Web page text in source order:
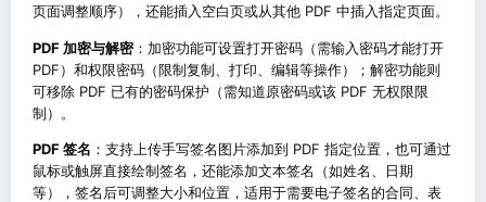
页面调整顺序），还能插入空白页或从其他 PDF 中插入指定页面。
PDF 加密与解密：加密功能可设置打开密码（需输入密码才能打开
PDF）和权限密码（限制复制、打印、编辑等操作）；解密功能则
可移除 PDF 已有的密码保护（需知道原密码或该 PDF 无权限限
制）。
PDF 签名 ：支持上传手写签名图片添加到 PDF 指定位置，也可通过
鼠标或触屏直接绘制签名，还能添加文本签名（如姓名、日期
等），签名后可调整大小和位置，适用于需要电子签名的合同、表